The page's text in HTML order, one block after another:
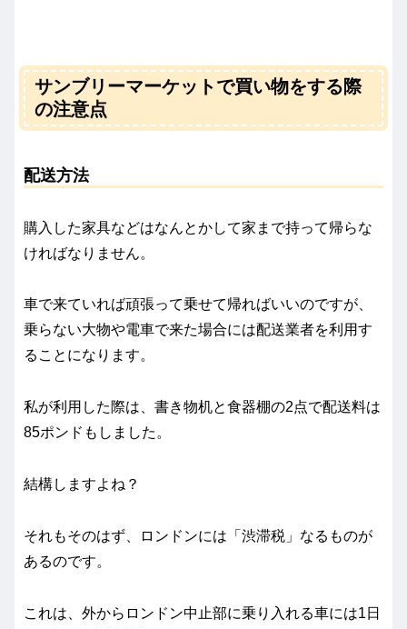
サンブリーマーケットで買い物をする際
の注意点
配送方法
購入した家具などはなんとかして家まで持って帰らな
ければなりません。
車で来ていれば頑張って乗せて帰ればいいのですが、
乗らない大物や電車で来た場合には配送業者を利用す
ることになります。
私が利用した際は、書き物机と食器棚の2点で配送料は
85ポンドもしました。
結構しますよね？
それもそのはず、ロンドンには「渋滞税」なるものが
あるのです。
これは、外からロンドン中止部に乗り入れる車には1日